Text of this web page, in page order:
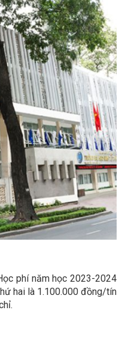
phí năm học 2023-2024
hai là 1.100.000 đồng/tín